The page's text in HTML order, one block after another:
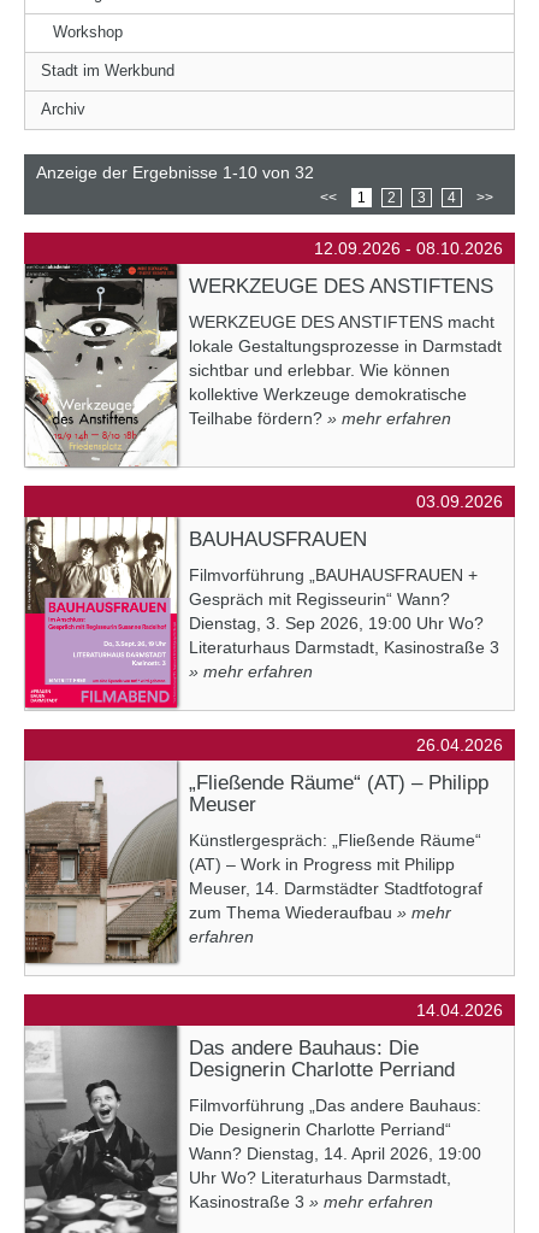
Workshop
Stadt im Werkbund
Archiv
Anzeige der Ergebnisse 1-10 von 32
<< 1 2 3 4 >>
12.09.2026 - 08.10.2026
WERKZEUGE DES ANSTIFTENS
WERKZEUGE DES ANSTIFTENS macht
lokale Gestaltungsprozesse in Darmstadt
sichtbar und erlebbar. Wie können
kollektive Werkzeuge demokratische
Teilhabe fördern? » mehr erfahren
03.09.2026
BAUHAUSFRAUEN
Filmvorführung „BAUHAUSFRAUEN +
Gespräch mit Regisseurin“ Wann?
Dienstag, 3. Sep 2026, 19:00 Uhr Wo?
Literaturhaus Darmstadt, Kasinostraße 3
» mehr erfahren
26.04.2026
„Fließende Räume“ (AT) – Philipp
Meuser
Künstlergespräch: „Fließende Räume“
(AT) – Work in Progress mit Philipp
Meuser, 14. Darmstädter Stadtfotograf
zum Thema Wiederaufbau » mehr
erfahren
14.04.2026
Das andere Bauhaus: Die
Designerin Charlotte Perriand
Filmvorführung „Das andere Bauhaus:
Die Designerin Charlotte Perriand“
Wann? Dienstag, 14. April 2026, 19:00
Uhr Wo? Literaturhaus Darmstadt,
Kasinostraße 3 » mehr erfahren